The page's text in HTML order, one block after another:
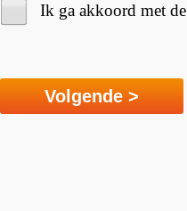
Ik ga akkoord met de